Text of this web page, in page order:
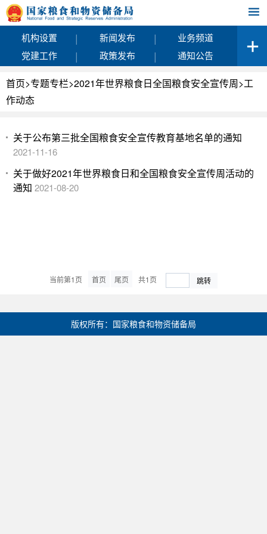
机构设置 | 新闻发布 |
业务频道
党建工作
| 政策发布 | 通知公告
首页>专题专栏>2021年世界粮食日全国粮食安全宣传周>工
作动态
关于公布第三批全国粮食安全宣传教育基地名单的通知
2021-11-16
关于做好2021年世界粮食日和全国粮食安全宣传周活动的
通知 2021-08-20
当前第1页 首页 尾页 共1页 跳转
版权所有：国家粮食和物资储备局